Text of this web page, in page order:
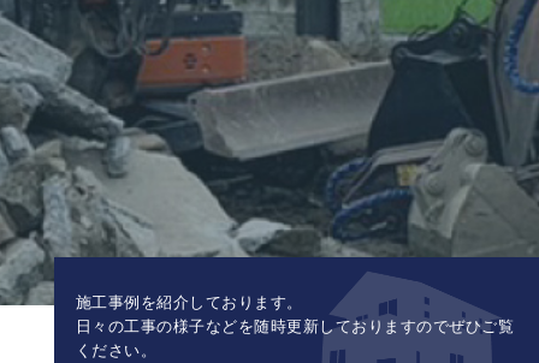
施工事例を紹介しております。
日々の工事の様子などを随時更新しておりますのでぜひご覧
ください。